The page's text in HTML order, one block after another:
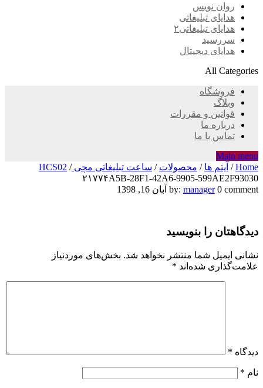
روان نویس
هدایای تبلیغاتی
هدایای تبلیغاتی۲
سررسید
هدایای دیجیتال
All Categories
فروشگاه
وبلاگ
قوانین و مقررات
درباره ما
تماس با ما
Main menu
Home
/ آیتم ها / محصولات / ساعت تبلیغاتی مچی HCS02/
۲۱۷۷۴A5B-28F1-42A6-9905-599AE2F93030
۲۱۷۷۴A5B-
42A6-
9905-
599AE2F93030
by: manager 0 comment آبان 16, 1398
دیدگاهتان را بنویسید
نشانی ایمیل شما منتشر نخواهد شد. بخش‌های موردنیاز
علامت‌گذاری شده‌اند *
دیدگاه *
نام *